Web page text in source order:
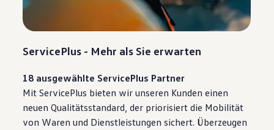
ServicePlus - Mehr als Sie erwarten
18 ausgewählte ServicePlus Partner
Mit ServicePlus bieten wir unseren Kunden einen
neuen Qualitätsstandard, der priorisiert die Mobilität
von Waren und Dienstleistungen sichert. Überzeugen